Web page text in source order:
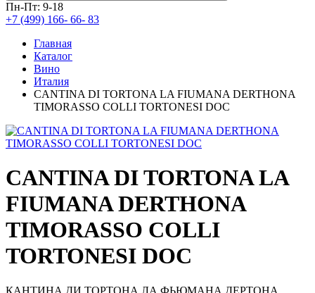
Пн-Пт: 9-18
+7 (499) 166- 66- 83
Главная
Каталог
Вино
Италия
CANTINA DI TORTONA LA FIUMANA DERTHONA
TIMORASSO COLLI TORTONESI DOC
CANTINA DI TORTONA LA
FIUMANA DERTHONA
TIMORASSO COLLI
TORTONESI DOC
КАНТИНА ДИ ТОРТОНА ЛА ФЬЮМАНА ДЕРТОНА